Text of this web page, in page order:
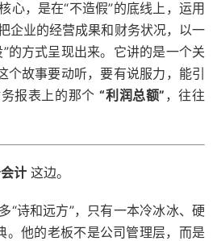
心，是在“不造假”的底线上，运用
企业的经营成果和财务状况，以一
的方式呈现出来。它讲的是一个关
个故事要动听，要有说服力，能引
报表上的那个“利润总额” ，往往
计 这边。
“诗和远方”，只有一本冷冰冰、硬
。他的老板不是公司管理层，而是